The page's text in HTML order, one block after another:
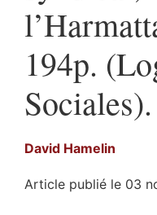
194p.
Sociales).
David Hamelin
Article publié le 03